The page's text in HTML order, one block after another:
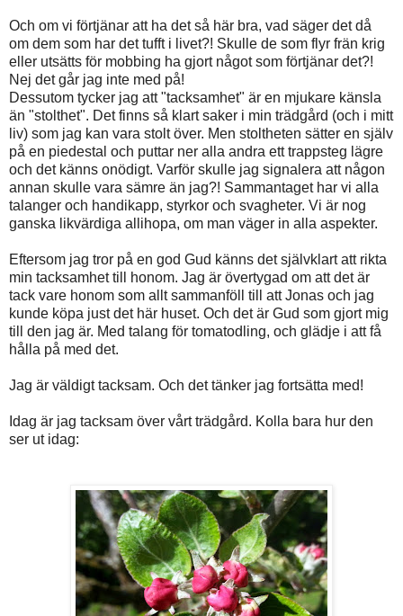
Och om vi förtjänar att ha det så här bra, vad säger det då
om dem som har det tufft i livet?! Skulle de som flyr frän krig
eller utsätts för mobbing ha gjort något som förtjänar det?!
Nej det går jag inte med på!
Dessutom tycker jag att "tacksamhet" är en mjukare känsla
än "stolthet". Det finns så klart saker i min trädgård (och i mitt
liv) som jag kan vara stolt över. Men stoltheten sätter en själv
på en piedestal och puttar ner alla andra ett trappsteg lägre
och det känns onödigt. Varför skulle jag signalera att någon
annan skulle vara sämre än jag?! Sammantaget har vi alla
talanger och handikapp, styrkor och svagheter. Vi är nog
ganska likvärdiga allihopa, om man väger in alla aspekter.
Eftersom jag tror på en god Gud känns det självklart att rikta
min tacksamhet till honom. Jag är övertygad om att det är
tack vare honom som allt sammanföll till att Jonas och jag
kunde köpa just det här huset. Och det är Gud som gjort mig
till den jag är. Med talang för tomatodling, och glädje i att få
hålla på med det.
Jag är väldigt tacksam. Och det tänker jag fortsätta med!
Idag är jag tacksam över vårt trädgård. Kolla bara hur den
ser ut idag: